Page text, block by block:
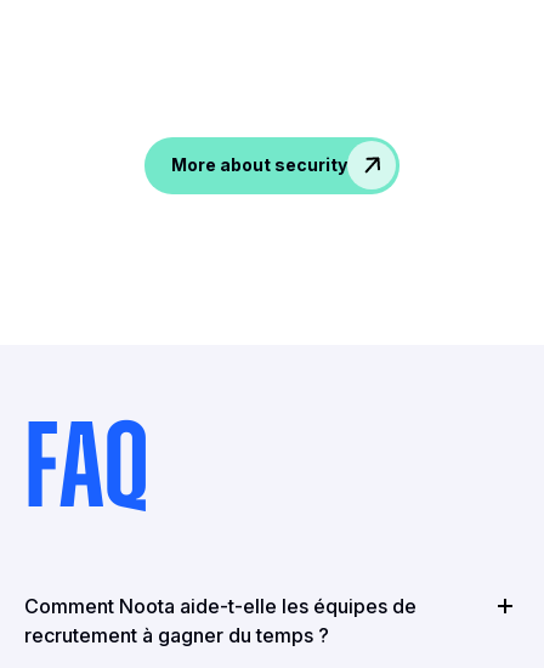
More about security
FAQ
Comment Noota aide-t-elle les équipes de
recrutement à gagner du temps ?